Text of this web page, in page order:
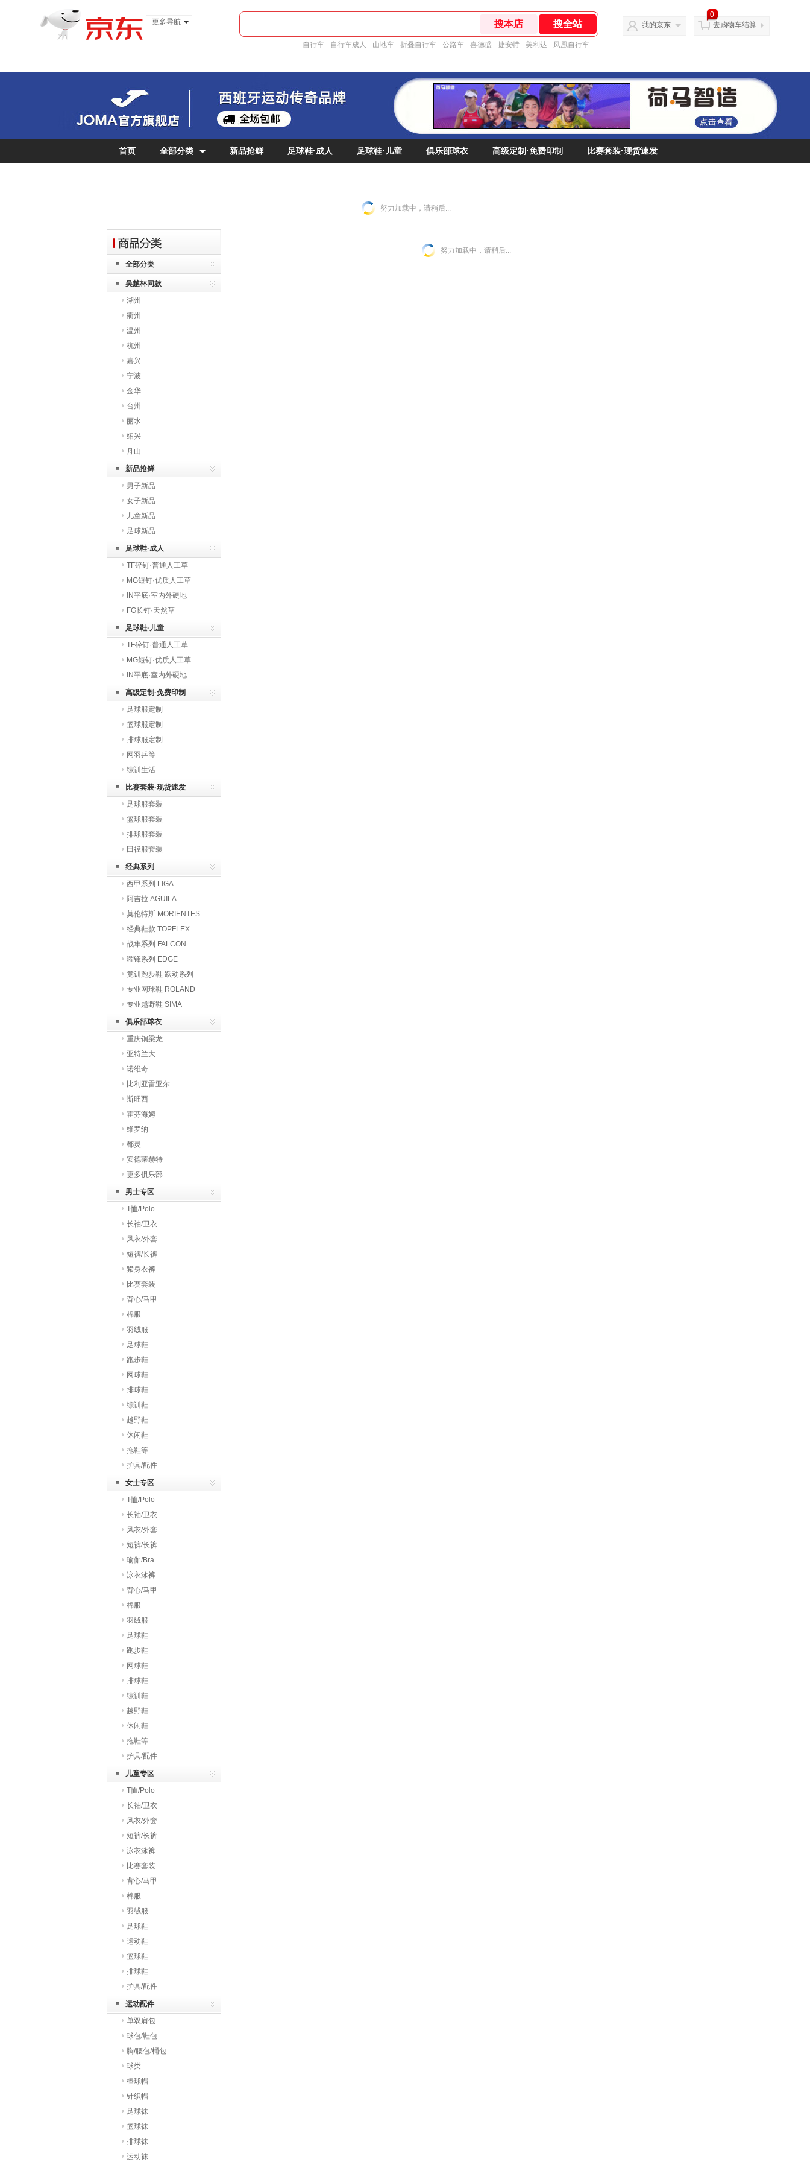
更多导航
自行车 自行车成人 山地车 折叠自行车 公路车 喜德盛 捷安特 美利达 凤凰自行车
我的京东
0
去购物车结算
首页 全部分类 新品抢鲜 足球鞋·成人 足球鞋·儿童 俱乐部球衣 高级定制·免费印制 比赛套装·现货速发
努力加载中，请稍后...
全部分类
吴越杯同款
湖州
衢州
温州
杭州
嘉兴
宁波
金华
台州
丽水
绍兴
舟山
新品抢鲜
男子新品
女子新品
儿童新品
足球新品
足球鞋·成人
TF碎钉·普通人工草
MG短钉·优质人工草
IN平底·室内外硬地
FG长钉·天然草
足球鞋·儿童
TF碎钉·普通人工草
MG短钉·优质人工草
IN平底·室内外硬地
高级定制·免费印制
足球服定制
篮球服定制
排球服定制
网羽乒等
综训生活
比赛套装·现货速发
足球服套装
篮球服套装
排球服套装
田径服套装
经典系列
西甲系列 LIGA
阿吉拉 AGUILA
莫伦特斯 MORIENTES
经典鞋款 TOPFLEX
战隼系列 FALCON
曜锋系列 EDGE
竟训跑步鞋 跃动系列
专业网球鞋 ROLAND
专业越野鞋 SIMA
俱乐部球衣
重庆铜梁龙
亚特兰大
诺维奇
比利亚雷亚尔
斯旺西
霍芬海姆
维罗纳
都灵
安德莱赫特
更多俱乐部
男士专区
T恤/Polo
长袖/卫衣
风衣/外套
短裤/长裤
紧身衣裤
比赛套装
背心/马甲
棉服
羽绒服
足球鞋
跑步鞋
网球鞋
排球鞋
综训鞋
越野鞋
休闲鞋
拖鞋等
护具/配件
女士专区
T恤/Polo
长袖/卫衣
风衣/外套
短裤/长裤
瑜伽/Bra
泳衣泳裤
背心/马甲
棉服
羽绒服
足球鞋
跑步鞋
网球鞋
排球鞋
综训鞋
越野鞋
休闲鞋
拖鞋等
护具/配件
儿童专区
T恤/Polo
长袖/卫衣
风衣/外套
短裤/长裤
泳衣泳裤
比赛套装
背心/马甲
棉服
羽绒服
足球鞋
运动鞋
篮球鞋
排球鞋
护具/配件
运动配件
单双肩包
球包/鞋包
胸/腰包/桶包
球类
棒球帽
针织帽
足球袜
篮球袜
排球袜
运动袜
努力加载中，请稍后...